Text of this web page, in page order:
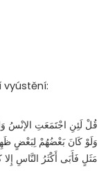
vyústění:
قُلْ لَئِنِ اجْتَمَعَتِ الإنْسُ
وَلَوْ كَانَ بَعْضُهُمْ لِبَعْضٍ
مَثَلٍ فَأَبَى أَكْثَرُ النَّاسِ إِلا